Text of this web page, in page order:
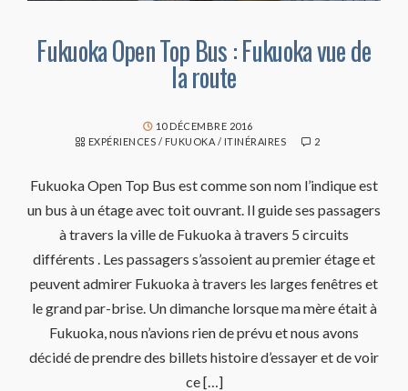
Fukuoka Open Top Bus : Fukuoka vue de
la route
10 DÉCEMBRE 2016
EXPÉRIENCES / FUKUOKA / ITINÉRAIRES 2
Fukuoka Open Top Bus est comme son nom l’indique est
un bus à un étage avec toit ouvrant. Il guide ses passagers
à travers la ville de Fukuoka à travers 5 circuits
différents . Les passagers s’assoient au premier étage et
peuvent admirer Fukuoka à travers les larges fenêtres et
le grand par-brise. Un dimanche lorsque ma mère était à
Fukuoka, nous n’avions rien de prévu et nous avons
décidé de prendre des billets histoire d’essayer et de voir
ce […]